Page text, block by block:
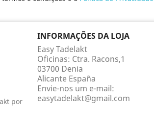
por
INFORMAÇÕES DA LOJA
Easy Tadelakt
Oficinas: Ctra. Racons,1
03700 Denia
Alicante España
Envie-nos um e-mail:
easytadelakt@gmail.com